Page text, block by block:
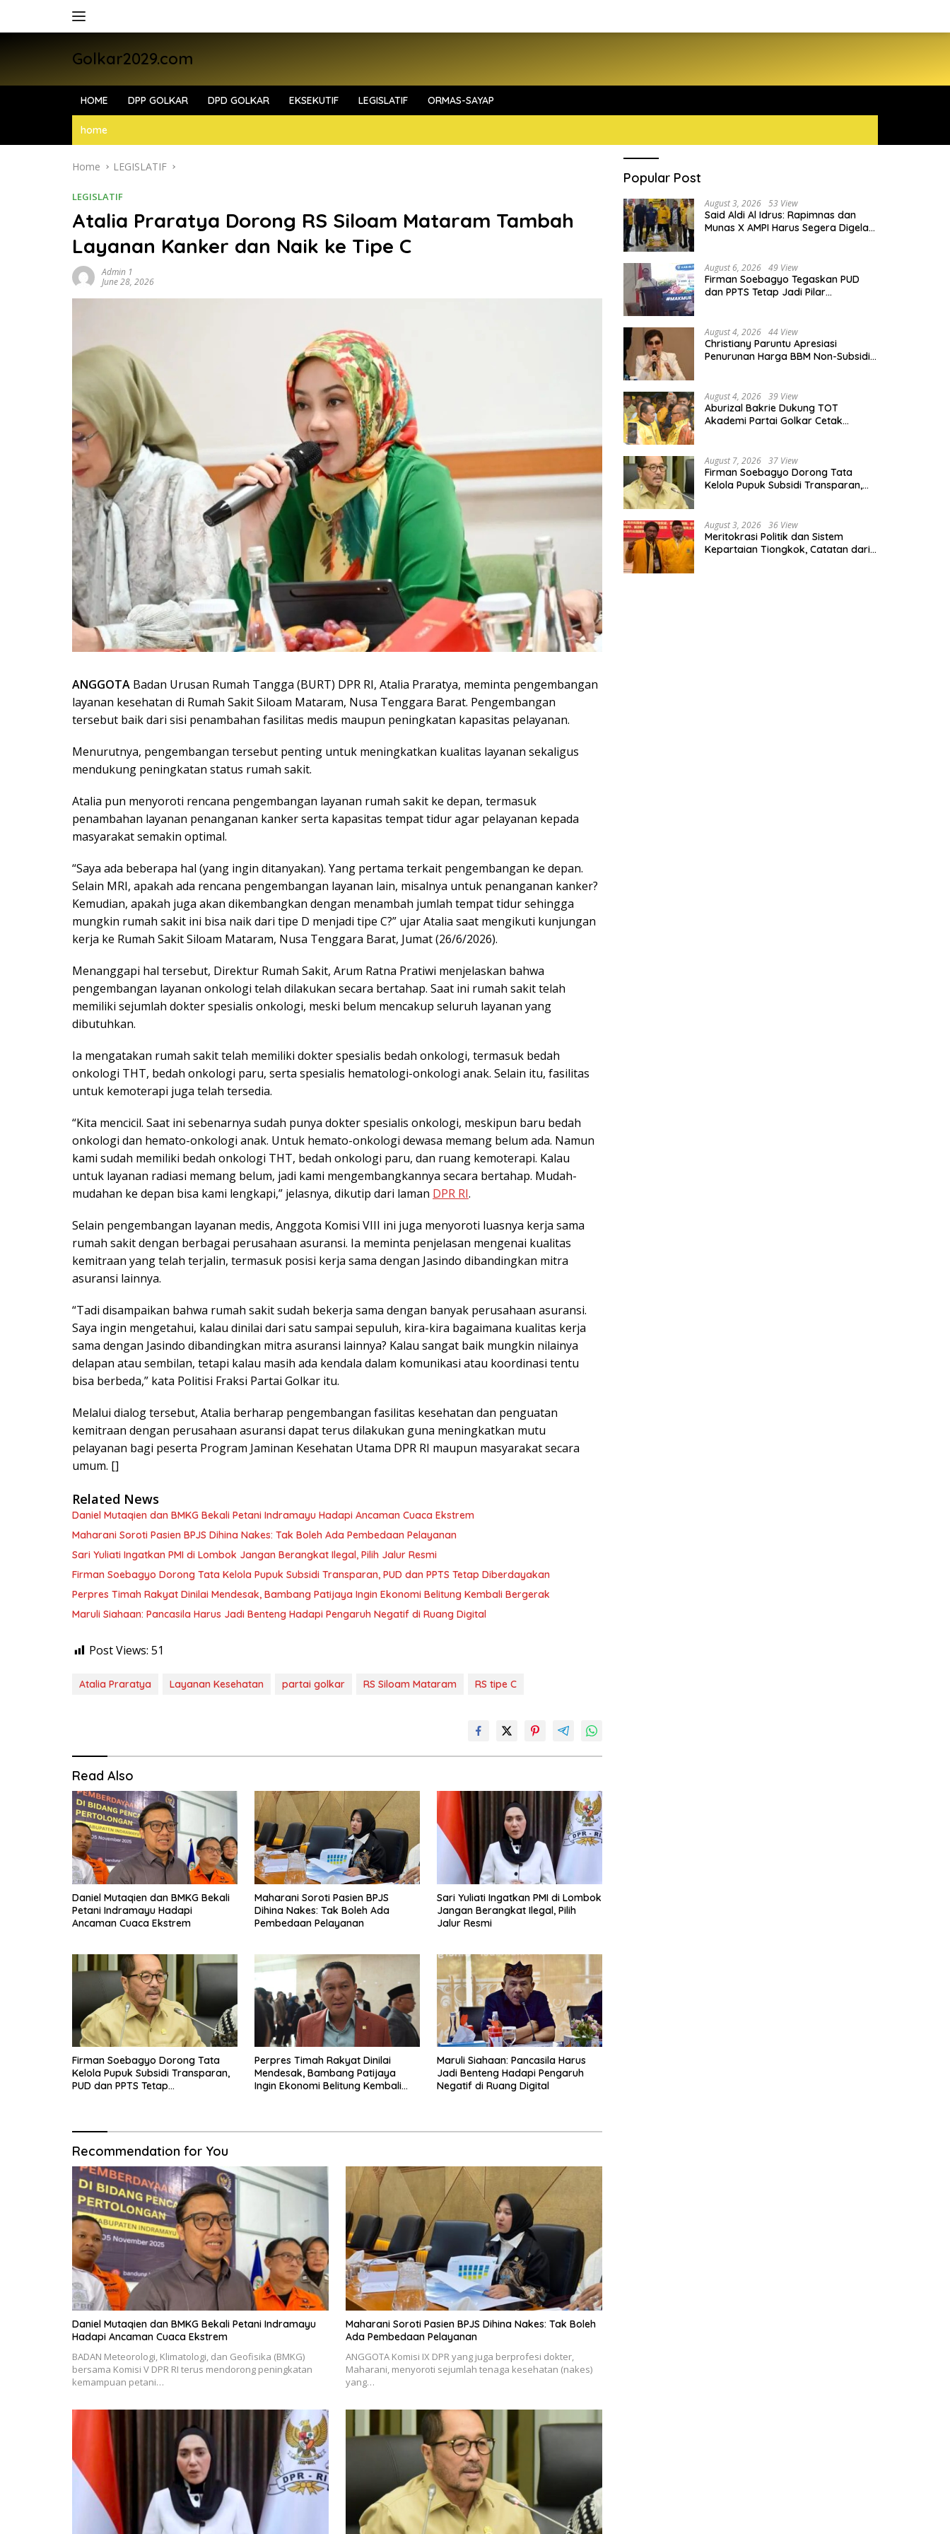
Golkar2029.com
HOME DPP GOLKAR DPD GOLKAR EKSEKUTIF LEGISLATIF ORMAS-SAYAP
home
Home LEGISLATIF
LEGISLATIF
Atalia Praratya Dorong RS Siloam Mataram Tambah
Layanan Kanker dan Naik ke Tipe C
Admin 1
June 28, 2026
ANGGOTA Badan Urusan Rumah Tangga (BURT) DPR RI, Atalia Praratya, meminta pengembangan
layanan kesehatan di Rumah Sakit Siloam Mataram, Nusa Tenggara Barat. Pengembangan
tersebut baik dari sisi penambahan fasilitas medis maupun peningkatan kapasitas pelayanan.
Menurutnya, pengembangan tersebut penting untuk meningkatkan kualitas layanan sekaligus
mendukung peningkatan status rumah sakit.
Atalia pun menyoroti rencana pengembangan layanan rumah sakit ke depan, termasuk
penambahan layanan penanganan kanker serta kapasitas tempat tidur agar pelayanan kepada
masyarakat semakin optimal.
“Saya ada beberapa hal (yang ingin ditanyakan). Yang pertama terkait pengembangan ke depan.
Selain MRI, apakah ada rencana pengembangan layanan lain, misalnya untuk penanganan kanker?
Kemudian, apakah juga akan dikembangkan dengan menambah jumlah tempat tidur sehingga
mungkin rumah sakit ini bisa naik dari tipe D menjadi tipe C?” ujar Atalia saat mengikuti kunjungan
kerja ke Rumah Sakit Siloam Mataram, Nusa Tenggara Barat, Jumat (26/6/2026).
Menanggapi hal tersebut, Direktur Rumah Sakit, Arum Ratna Pratiwi menjelaskan bahwa
pengembangan layanan onkologi telah dilakukan secara bertahap. Saat ini rumah sakit telah
memiliki sejumlah dokter spesialis onkologi, meski belum mencakup seluruh layanan yang
dibutuhkan.
Ia mengatakan rumah sakit telah memiliki dokter spesialis bedah onkologi, termasuk bedah
onkologi THT, bedah onkologi paru, serta spesialis hematologi-onkologi anak. Selain itu, fasilitas
untuk kemoterapi juga telah tersedia.
“Kita mencicil. Saat ini sebenarnya sudah punya dokter spesialis onkologi, meskipun baru bedah
onkologi dan hemato-onkologi anak. Untuk hemato-onkologi dewasa memang belum ada. Namun
kami sudah memiliki bedah onkologi THT, bedah onkologi paru, dan ruang kemoterapi. Kalau
untuk layanan radiasi memang belum, jadi kami mengembangkannya secara bertahap. Mudah-
mudahan ke depan bisa kami lengkapi,” jelasnya, dikutip dari laman DPR RI.
Selain pengembangan layanan medis, Anggota Komisi VIII ini juga menyoroti luasnya kerja sama
rumah sakit dengan berbagai perusahaan asuransi. Ia meminta penjelasan mengenai kualitas
kemitraan yang telah terjalin, termasuk posisi kerja sama dengan Jasindo dibandingkan mitra
asuransi lainnya.
“Tadi disampaikan bahwa rumah sakit sudah bekerja sama dengan banyak perusahaan asuransi.
Saya ingin mengetahui, kalau dinilai dari satu sampai sepuluh, kira-kira bagaimana kualitas kerja
sama dengan Jasindo dibandingkan mitra asuransi lainnya? Kalau sangat baik mungkin nilainya
delapan atau sembilan, tetapi kalau masih ada kendala dalam komunikasi atau koordinasi tentu
bisa berbeda,” kata Politisi Fraksi Partai Golkar itu.
Melalui dialog tersebut, Atalia berharap pengembangan fasilitas kesehatan dan penguatan
kemitraan dengan perusahaan asuransi dapat terus dilakukan guna meningkatkan mutu
pelayanan bagi peserta Program Jaminan Kesehatan Utama DPR RI maupun masyarakat secara
umum. []
Related News
Daniel Mutaqien dan BMKG Bekali Petani Indramayu Hadapi Ancaman Cuaca Ekstrem
Maharani Soroti Pasien BPJS Dihina Nakes: Tak Boleh Ada Pembedaan Pelayanan
Sari Yuliati Ingatkan PMI di Lombok Jangan Berangkat Ilegal, Pilih Jalur Resmi
Firman Soebagyo Dorong Tata Kelola Pupuk Subsidi Transparan, PUD dan PPTS Tetap Diberdayakan
Perpres Timah Rakyat Dinilai Mendesak, Bambang Patijaya Ingin Ekonomi Belitung Kembali Bergerak
Maruli Siahaan: Pancasila Harus Jadi Benteng Hadapi Pengaruh Negatif di Ruang Digital
Post Views: 51
Atalia Praratya Layanan Kesehatan partai golkar RS Siloam Mataram RS tipe C
Read Also
Daniel Mutaqien dan BMKG Bekali
Petani Indramayu Hadapi
Ancaman Cuaca Ekstrem
Maharani Soroti Pasien BPJS
Dihina Nakes: Tak Boleh Ada
Pembedaan Pelayanan
Sari Yuliati Ingatkan PMI di Lombok
Jangan Berangkat Ilegal, Pilih
Jalur Resmi
Firman Soebagyo Dorong Tata
Kelola Pupuk Subsidi Transparan,
PUD dan PPTS Tetap
Perpres Timah Rakyat Dinilai
Mendesak, Bambang Patijaya
Ingin Ekonomi Belitung Kembali
Maruli Siahaan: Pancasila Harus
Jadi Benteng Hadapi Pengaruh
Negatif di Ruang Digital
Recommendation for You
Daniel Mutaqien dan BMKG Bekali Petani Indramayu
Hadapi Ancaman Cuaca Ekstrem
BADAN Meteorologi, Klimatologi, dan Geofisika (BMKG)
bersama Komisi V DPR RI terus mendorong peningkatan
kemampuan petani…
Maharani Soroti Pasien BPJS Dihina Nakes: Tak Boleh
Ada Pembedaan Pelayanan
ANGGOTA Komisi IX DPR yang juga berprofesi dokter,
Maharani, menyoroti sejumlah tenaga kesehatan (nakes)
yang…
Popular Post
August 3, 2026 53 View
Said Aldi Al Idrus: Rapimnas dan
Munas X AMPI Harus Segera Digelar
August 6, 2026 49 View
Firman Soebagyo Tegaskan PUD
dan PPTS Tetap Jadi Pilar
August 4, 2026 44 View
Christiany Paruntu Apresiasi
Penurunan Harga BBM Non-Subsidi,
August 4, 2026 39 View
Aburizal Bakrie Dukung TOT
Akademi Partai Golkar Cetak
August 7, 2026 37 View
Firman Soebagyo Dorong Tata
Kelola Pupuk Subsidi Transparan,
August 3, 2026 36 View
Meritokrasi Politik dan Sistem
Kepartaian Tiongkok, Catatan dari